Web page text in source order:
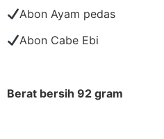
Abon Ayam pedas
Abon Cabe Ebi
Berat bersih 92 gram